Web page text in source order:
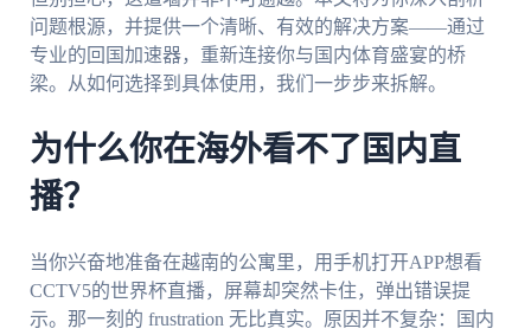
问题根源，并提供一个清晰、有效的解决方案——通过
专业的回国加速器，重新连接你与国内体育盛宴的桥
梁。从如何选择到具体使用，我们一步步来拆解。
为什么你在海外看不了国内直
播？
当你兴奋地准备在越南的公寓里，用手机打开APP想看
CCTV5的世界杯直播，屏幕却突然卡住，弹出错误提
示。那一刻的 frustration 无比真实。原因并不复杂：国内